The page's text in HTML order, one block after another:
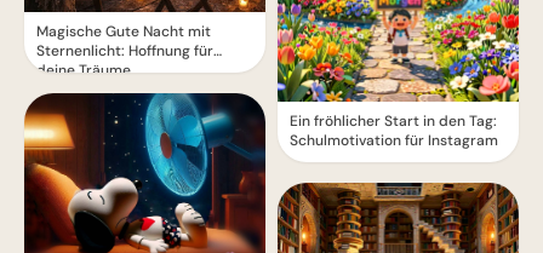
Magische Gute Nacht mit
Sternenlicht: Hoffnung für
deine Träume
Ein fröhlicher Start in den Tag:
Schulmotivation für Instagram